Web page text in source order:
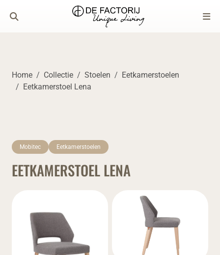
Home Collectie Stoelen
Eetkamerstoelen
Eetkamerstoel Lena
Mobitec Eetkamerstoelen
EETKAMERSTOEL LENA